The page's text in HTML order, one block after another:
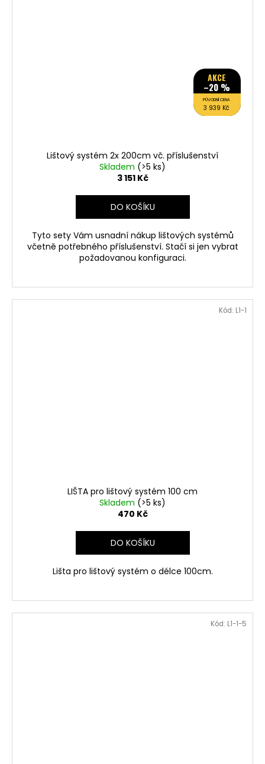
AKCE
–20 %
PŮVODNÍ CENA
3 939 Kč
Lištový systém 2x 200cm vč. příslušenství
Skladem (>5 ks)
3 151 Kč
DO KOŠÍKU
Tyto sety Vám usnadní nákup lištových systémů
včetně potřebného příslušenství. Stačí si jen vybrat
požadovanou konfiguraci.
LIŠTA pro lištový systém 100 cm
Skladem (>5 ks)
470 Kč
DO KOŠÍKU
Lišta pro lištový systém o délce 100cm.
Kód: L1-1
Kód: L1-1-5